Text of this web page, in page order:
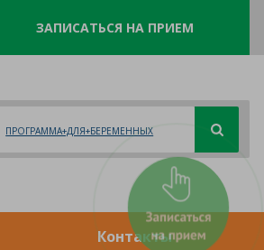
ЗАПИСАТЬСЯ НА ПРИЕМ
ПРОГРАММА+ДЛЯ+БЕРЕМЕННЫХ
Контакты